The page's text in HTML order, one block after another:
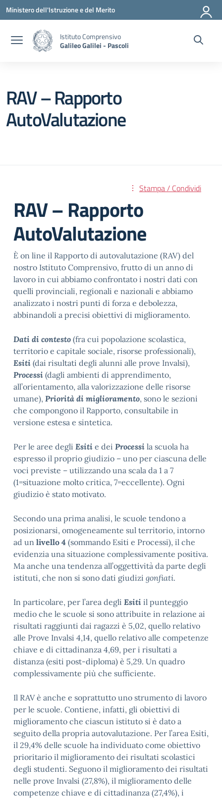
Vai ai contenuti
Vai al menu di navigazione
Vai al footer
Ministero dell'Istruzione e del Merito
Istituto Comprensivo
Galileo Galilei - Pascoli
RAV – Rapporto
AutoValutazione
Stampa / Condividi
RAV – Rapporto
AutoValutazione
È on line il Rapporto di autovalutazione (RAV) del
nostro Istituto Comprensivo, frutto di un anno di
lavoro in cui abbiamo confrontato i nostri dati con
quelli provinciali, regionali e nazionali e abbiamo
analizzato i nostri punti di forza e debolezza,
abbinandoli a precisi obiettivi di miglioramento.
Dati di contesto (fra cui popolazione scolastica,
territorio e capitale sociale, risorse professionali),
Esiti (dai risultati degli alunni alle prove Invalsi),
Processi (dagli ambienti di apprendimento,
all’orientamento, alla valorizzazione delle risorse
umane), Priorità di miglioramento, sono le sezioni
che compongono il Rapporto, consultabile in
versione estesa e sintetica.
Per le aree degli Esiti e dei Processi la scuola ha
espresso il proprio giudizio – uno per ciascuna delle
voci previste – utilizzando una scala da 1 a 7
(1=situazione molto critica, 7=eccellente). Ogni
giudizio è stato motivato.
Secondo una prima analisi, le scuole tendono a
posizionarsi, omogeneamente sul territorio, intorno
ad un livello 4 (sommando Esiti e Processi), il che
evidenzia una situazione complessivamente positiva.
Ma anche una tendenza all’oggettività da parte degli
istituti, che non si sono dati giudizi gonfiati.
In particolare, per l’area degli Esiti il punteggio
medio che le scuole si sono attribuite in relazione ai
risultati raggiunti dai ragazzi è 5,02, quello relativo
alle Prove Invalsi 4,14, quello relativo alle competenze
chiave e di cittadinanza 4,69, per i risultati a
distanza (esiti post-diploma) è 5,29. Un quadro
complessivamente più che sufficiente.
Il RAV è anche e soprattutto uno strumento di lavoro
per le scuole. Contiene, infatti, gli obiettivi di
miglioramento che ciascun istituto si è dato a
seguito della propria autovalutazione. Per l’area Esiti,
il 29,4% delle scuole ha individuato come obiettivo
prioritario il miglioramento dei risultati scolastici
degli studenti. Seguono il miglioramento dei risultati
nelle prove Invalsi (27,8%), il miglioramento delle
competenze chiave e di cittadinanza (27,4%), i